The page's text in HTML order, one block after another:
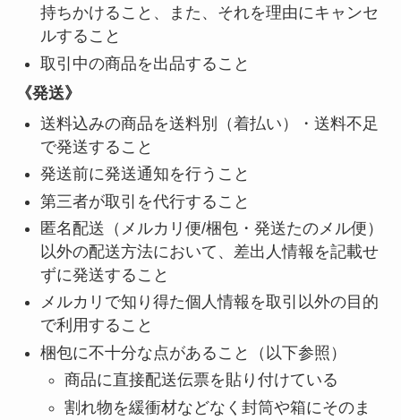
持ちかけること、また、それを理由にキャンセ
ルすること
取引中の商品を出品すること
《発送》
送料込みの商品を送料別（着払い）・送料不足
で発送すること
発送前に発送通知を行うこと
第三者が取引を代行すること
匿名配送（メルカリ便/梱包・発送たのメル便）
以外の配送方法において、差出人情報を記載せ
ずに発送すること
メルカリで知り得た個人情報を取引以外の目的
で利用すること
梱包に不十分な点があること（以下参照）
商品に直接配送伝票を貼り付けている
割れ物を緩衝材などなく封筒や箱にそのま